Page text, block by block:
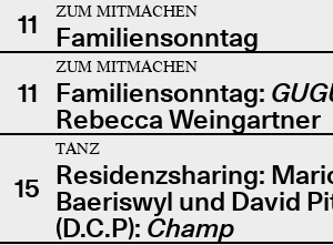
11
ZUM MITMACHEN
Familiensonntag
11
ZUM MITMACHEN
Familiensonntag:
Rebecca Weingartner
15
TANZ
Residenzsharing:
Baeriswyl und David
(D.C.P): Champ